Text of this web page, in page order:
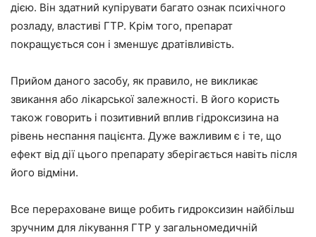
дією. Він здатний купірувати багато ознак психічного
розладу, властиві ГТР. Крім того, препарат
покращується сон і зменшує дратівливість.
Прийом даного засобу, як правило, не викликає
звикання або лікарської залежності. В його користь
також говорить і позитивний вплив гідроксизина на
рівень неспання пацієнта. Дуже важливим є і те, що
ефект від дії цього препарату зберігається навіть після
його відміни.
Все перераховане вище робить гидроксизин найбільш
зручним для лікування ГТР у загальномедичній